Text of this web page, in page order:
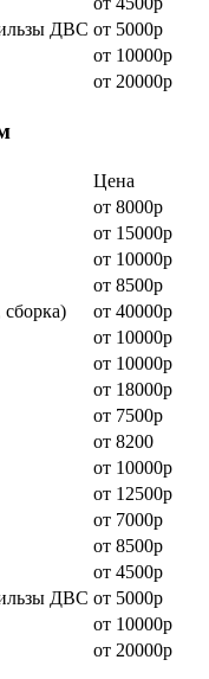
ДВС от 5000р
от 10000р
от 20000р
Цена
от 8000р
от 15000р
от 10000р
от 8500р
от 40000р
от 10000р
от 10000р
от 18000р
от 7500р
от 8200
от 10000р
от 12500р
от 7000р
от 8500р
от 4500р
ДВС от 5000р
от 10000р
от 20000р